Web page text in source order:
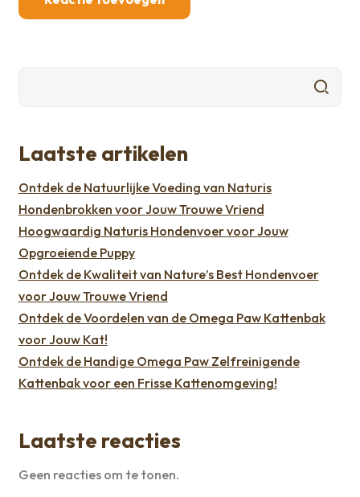
Laatste artikelen
Ontdek de Natuurlijke Voeding van Naturis
Hondenbrokken voor Jouw Trouwe Vriend
Hoogwaardig Naturis Hondenvoer voor Jouw
Opgroeiende Puppy
Ontdek de Kwaliteit van Nature’s Best Hondenvoer
voor Jouw Trouwe Vriend
Ontdek de Voordelen van de Omega Paw Kattenbak
voor Jouw Kat!
Ontdek de Handige Omega Paw Zelfreinigende
Kattenbak voor een Frisse Kattenomgeving!
Laatste reacties
Geen reacties om te tonen.